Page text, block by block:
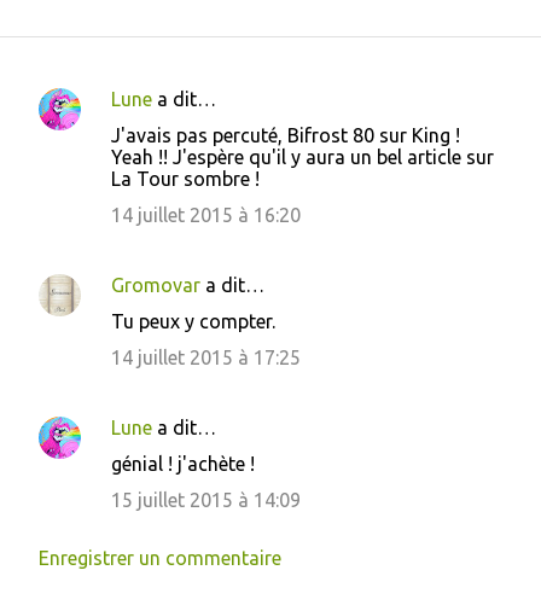
C
n
t
r
e
Lune a dit…
J'avais pas percuté, Bifrost 80 sur King !
Yeah !! J'espère qu'il y aura un bel article sur
La Tour sombre !
14 juillet 2015 à 16:20
Gromovar a dit…
Tu peux y compter.
14 juillet 2015 à 17:25
Lune a dit…
génial ! j'achète !
15 juillet 2015 à 14:09
Enregistrer un commentaire